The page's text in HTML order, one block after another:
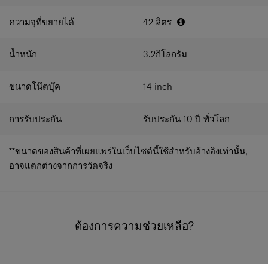
ความจุที่ขยายได้ 42 ลิตร
น้ำหนัก 3.2กิโลกรัม
ขนาดโน๊ตบุ๊ค 14 inch
การรับประกัน รับประกัน 10 ปี ทั่วโลก
**ขนาดของสินค้าที่เผยแพร่ในเว็บไซต์นี้ใช้สำหรับอ้างอิงเท่านั้น,
อาจแตกต่างจากการวัดจริง
ต้องการความช่วยเหลือ?